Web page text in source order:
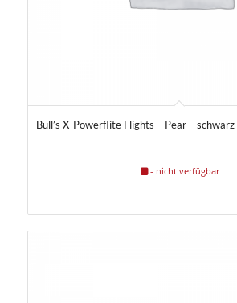
Bull’s X-Powerflite Flights – Pear – schwarz
- nicht verfügbar